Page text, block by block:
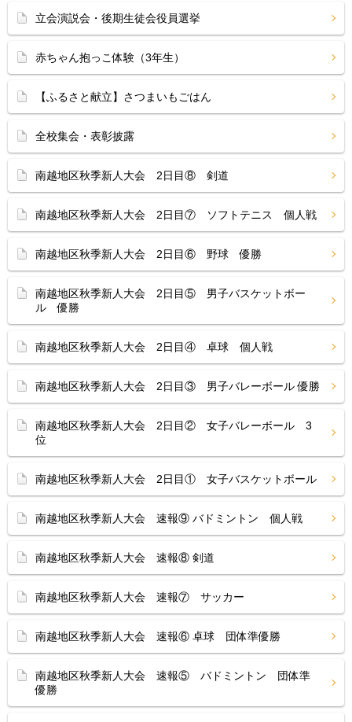
立会演説会・後期生徒会役員選挙
赤ちゃん抱っこ体験（3年生）
【ふるさと献立】さつまいもごはん
全校集会・表彰披露
南越地区秋季新人大会 2日目⑧ 剣道
南越地区秋季新人大会 2日目⑦ ソフトテニス 個人戦
南越地区秋季新人大会 2日目⑥ 野球 優勝
南越地区秋季新人大会 2日目⑤ 男子バスケットボー
ル 優勝
南越地区秋季新人大会 2日目④ 卓球 個人戦
南越地区秋季新人大会 2日目③ 男子バレーボール 優勝
南越地区秋季新人大会 2日目② 女子バレーボール 3
位
南越地区秋季新人大会 2日目① 女子バスケットボール
南越地区秋季新人大会 速報⑨ バドミントン 個人戦
南越地区秋季新人大会 速報⑧ 剣道
南越地区秋季新人大会 速報⑦ サッカー
南越地区秋季新人大会 速報⑥ 卓球 団体準優勝
南越地区秋季新人大会 速報⑤ バドミントン 団体準
優勝